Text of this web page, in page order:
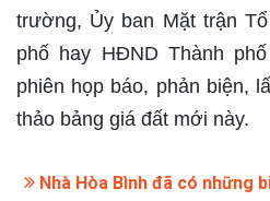
trường, Ủy ban Mặt trận
phố hay HĐND Thành
phiên họp báo, phản biện,
thảo bảng giá đất mới này.
Nhà Hòa Bình đã có những